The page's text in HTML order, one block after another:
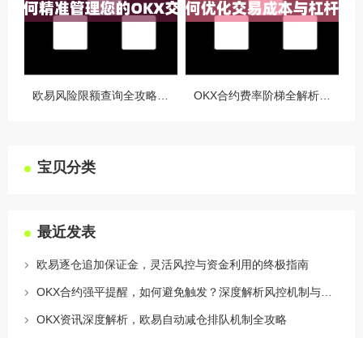
宝贝分类
最近发表
欧易逐仓追加保证金，灵活风控与资金利用的终极指南
OKX资讯深度解析，欧易自动减仓排队机制全攻略